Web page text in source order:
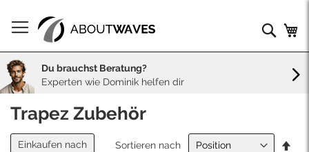
zum
Inhalt
Du brauchst Beratung?
Experten wie Dominik helfen dir
Trapez Zubehör
Sortieren nach
Einkaufen nach